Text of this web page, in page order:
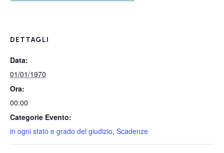
DETTAGLI
Data:
01/01/1970
Ora:
00:00
Categorie Evento:
in ogni stato e grado del giudizio, Scadenze